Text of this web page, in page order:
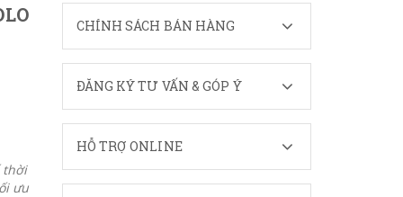
thời
ưu
CHÍNH SÁCH BÁN HÀNG
ĐĂNG KÝ TƯ VẤN & GÓP Ý
HỖ TRỢ ONLINE